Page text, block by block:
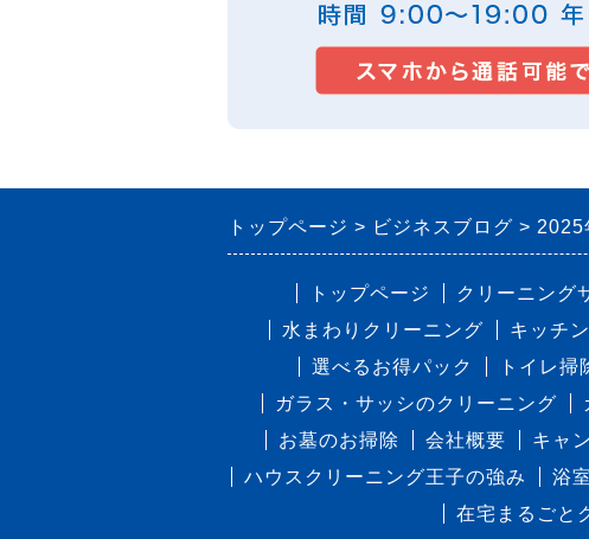
トップページ ビジネスブログ 2025
トップページ クリーニング
水まわりクリーニング
キッチ
選べるお得パック
トイレ掃
ガラス・サッシのクリーニング
お墓のお掃除
会社概要 キャ
ハウスクリーニング王子の強み
浴
在宅まるごと